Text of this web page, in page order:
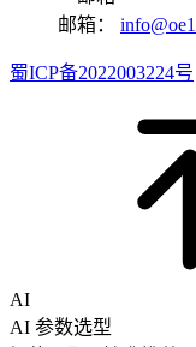
邮箱：
蜀ICP备2022003224号
AI
AI 参数选型